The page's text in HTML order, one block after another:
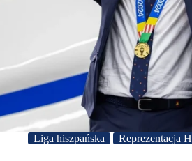
Liga hiszpańska Reprezentacja